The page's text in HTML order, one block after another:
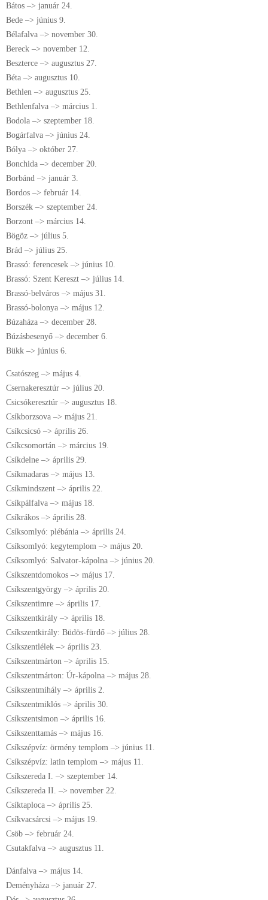
Bátos –> január 24.
Bede –> június 9.
Bélafalva –> november 30.
Bereck –> november 12.
Beszterce –> augusztus 27.
Béta –> augusztus 10.
Bethlen –> augusztus 25.
Bethlenfalva –> március 1.
Bodola –> szeptember 18.
Bogárfalva –> június 24.
Bólya –> október 27.
Bonchida –> december 20.
Borbánd –> január 3.
Bordos –> február 14.
Borszék –> szeptember 24.
Borzont –> március 14.
Bögöz –> július 5.
Brád –> július 25.
Brassó: ferencesek –> június 10.
Brassó: Szent Kereszt –> július 14.
Brassó-belváros –> május 31.
Brassó-bolonya –> május 12.
Búzaháza –> december 28.
Búzásbesenyő –> december 6.
Bükk –> június 6.
Csatószeg –> május 4.
Csernakeresztúr –> július 20.
Csicsókeresztúr –> augusztus 18.
Csíkborzsova –> május 21.
Csíkcsicsó –> április 26.
Csíkcsomortán –> március 19.
Csíkdelne –> április 29.
Csíkmadaras –> május 13.
Csíkmindszent –> április 22.
Csíkpálfalva –> május 18.
Csíkrákos –> április 28.
Csíksomlyó: plébánia –> április 24.
Csíksomlyó: kegytemplom –> május 20.
Csíksomlyó: Salvator-kápolna –> június 20.
Csíkszentdomokos –> május 17.
Csíkszentgyörgy –> április 20.
Csíkszentimre –> április 17.
Csíkszentkirály –> április 18.
Csíkszentkirály: Büdös-fürdő –> július 28.
Csíkszentlélek –> április 23.
Csíkszentmárton –> április 15.
Csíkszentmárton: Úr-kápolna –> május 28.
Csíkszentmihály –> április 2.
Csíkszentmiklós –> április 30.
Csíkszentsimon –> április 16.
Csíkszenttamás –> május 16.
Csíkszépvíz: örmény templom –> június 11.
Csíkszépvíz: latin templom –> május 11.
Csíkszereda I. –> szeptember 14.
Csíkszereda II. –> november 22.
Csíktaploca –> április 25.
Csíkvacsárcsi –> május 19.
Csöb –> február 24.
Csutakfalva –> augusztus 11.
Dánfalva –> május 14.
Deményháza –> január 27.